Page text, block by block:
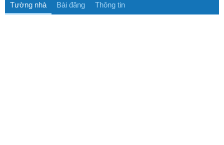
Tường nhà Bài đăng Thông tin